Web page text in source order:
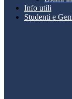
Info utili
Studenti e